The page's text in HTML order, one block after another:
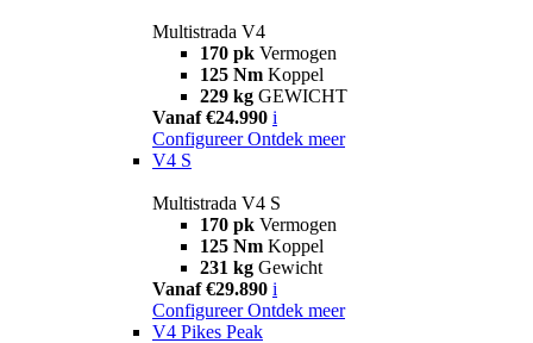
Multistrada V4
170 pk Vermogen
125 Nm Koppel
229 kg GEWICHT
Vanaf €24.990 i
Configureer Ontdek meer
V4 S
Multistrada V4 S
170 pk Vermogen
125 Nm Koppel
231 kg Gewicht
Vanaf €29.890 i
Configureer Ontdek meer
V4 Pikes Peak